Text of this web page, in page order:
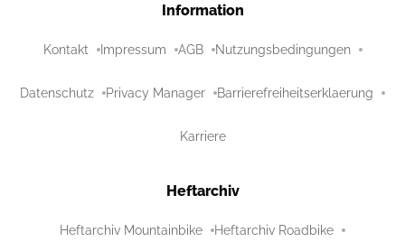
Information
Kontakt Impressum AGB Nutzungsbedingungen
Datenschutz Privacy Manager Barrierefreiheitserklaerung
Karriere
Heftarchiv
Heftarchiv Mountainbike Heftarchiv Roadbike